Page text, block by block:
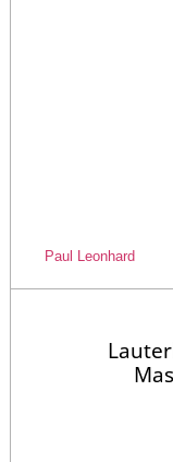
Paul Leonhard